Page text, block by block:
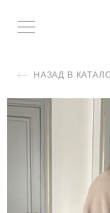
НАЗАД В